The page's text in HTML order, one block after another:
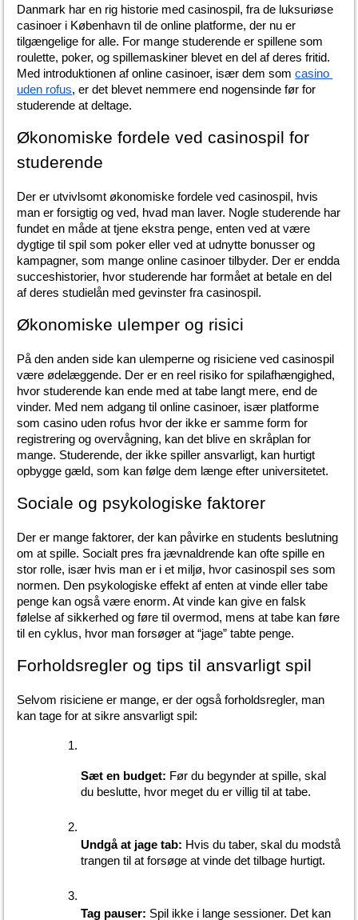
Danmark har en rig historie med casinospil, fra de luksuriøse
casinoer i København til de online platforme, der nu er
tilgængelige for alle. For mange studerende er spillene som
roulette, poker, og spillemaskiner blevet en del af deres fritid.
Med introduktionen af online casinoer, især dem som casino
uden rofus, er det blevet nemmere end nogensinde før for
studerende at deltage.
Økonomiske fordele ved casinospil for
studerende
Der er utvivlsomt økonomiske fordele ved casinospil, hvis
man er forsigtig og ved, hvad man laver. Nogle studerende har
fundet en måde at tjene ekstra penge, enten ved at være
dygtige til spil som poker eller ved at udnytte bonusser og
kampagner, som mange online casinoer tilbyder. Der er endda
succeshistorier, hvor studerende har formået at betale en del
af deres studielån med gevinster fra casinospil.
Økonomiske ulemper og risici
På den anden side kan ulemperne og risiciene ved casinospil
være ødelæggende. Der er en reel risiko for spilafhængighed,
hvor studerende kan ende med at tabe langt mere, end de
vinder. Med nem adgang til online casinoer, især platforme
som casino uden rofus hvor der ikke er samme form for
registrering og overvågning, kan det blive en skråplan for
mange. Studerende, der ikke spiller ansvarligt, kan hurtigt
opbygge gæld, som kan følge dem længe efter universitetet.
Sociale og psykologiske faktorer
Der er mange faktorer, der kan påvirke en students beslutning
om at spille. Socialt pres fra jævnaldrende kan ofte spille en
stor rolle, især hvis man er i et miljø, hvor casinospil ses som
normen. Den psykologiske effekt af enten at vinde eller tabe
penge kan også være enorm. At vinde kan give en falsk
følelse af sikkerhed og føre til overmod, mens at tabe kan føre
til en cyklus, hvor man forsøger at “jage” tabte penge.
Forholdsregler og tips til ansvarligt spil
Selvom risiciene er mange, er der også forholdsregler, man
kan tage for at sikre ansvarligt spil:
Sæt en budget: Før du begynder at spille, skal
du beslutte, hvor meget du er villig til at tabe.
Undgå at jage tab: Hvis du taber, skal du modstå
trangen til at forsøge at vinde det tilbage hurtigt.
Tag pauser: Spil ikke i lange sessioner. Det kan